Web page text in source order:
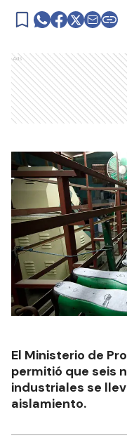
Ads
El Ministerio de
permitió que seis
industriales se
aislamiento.